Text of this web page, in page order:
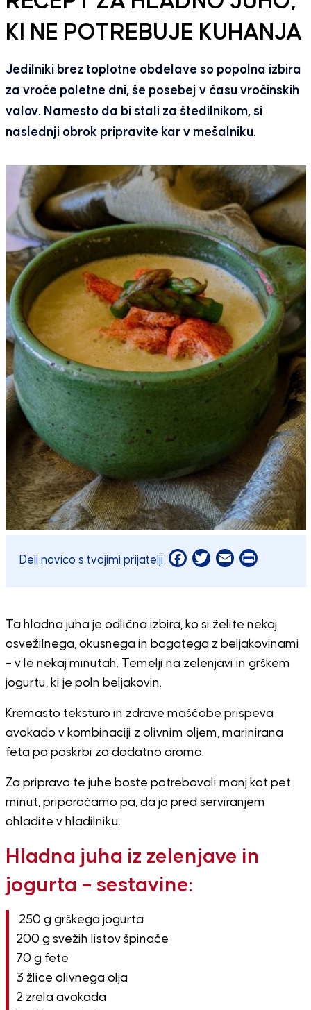
KI NE POTREBUJE KUHANJA
Jedilniki brez toplotne obdelave so popolna izbira
za vroče poletne dni, še posebej v času vročinskih
valov. Namesto da bi stali za štedilnikom, si
naslednji obrok pripravite kar v mešalniku.
Deli novico s tvojimi prijatelji Facebook
Twitter
EmailPrint
Ta hladna juha je odlična izbira, ko si želite nekaj
osvežilnega, okusnega in bogatega z beljakovinami
– v le nekaj minutah. Temelji na zelenjavi in grškem
jogurtu, ki je poln beljakovin.
Kremasto teksturo in zdrave maščobe prispeva
avokado v kombinaciji z olivnim oljem, marinirana
feta pa poskrbi za dodatno aromo.
Za pripravo te juhe boste potrebovali manj kot pet
minut, priporočamo pa, da jo pred serviranjem
ohladite v hladilniku.
Hladna juha iz zelenjave in
jogurta – sestavine:
250 g grškega jogurta
200 g svežih listov špinače
70 g fete
3 žlice olivnega olja
2 zrela avokada